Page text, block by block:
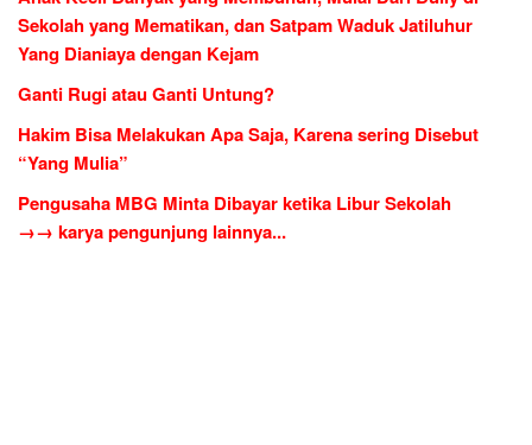
Sekolah yang Mematikan, dan Satpam Waduk Jatiluhur
Yang Dianiaya dengan Kejam
Ganti Rugi atau Ganti Untung?
Hakim Bisa Melakukan Apa Saja, Karena sering Disebut
“Yang Mulia”
Pengusaha MBG Minta Dibayar ketika Libur Sekolah
→→ karya pengunjung lainnya...